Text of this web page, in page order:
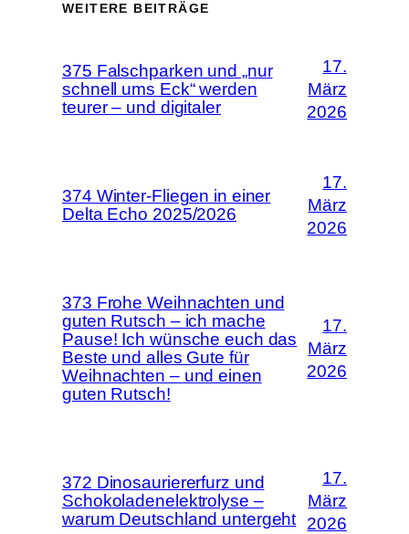
WEITERE BEITRÄGE
375 Falschparken und „nur
schnell ums Eck“ werden
teurer – und digitaler
17.
März
2026
374 Winter-Fliegen in einer
Delta Echo 2025/2026
17.
März
2026
373 Frohe Weihnachten und
guten Rutsch – ich mache
Pause! Ich wünsche euch das
Beste und alles Gute für
Weihnachten – und einen
guten Rutsch!
17.
März
2026
372 Dinosauriererfurz und
Schokoladenelektrolyse –
warum Deutschland untergeht
17.
März
2026